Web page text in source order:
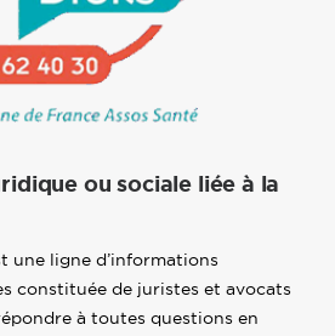
ou sociale liée à la
une ligne d’informations
constituée de juristes et avocats
à toutes questions en